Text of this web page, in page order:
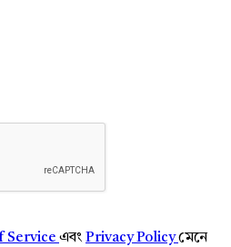
Service এবং Privacy Policyমেনে